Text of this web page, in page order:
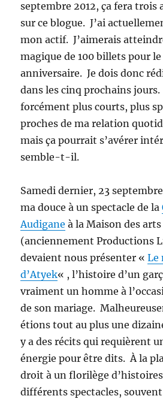
septembre 2012, ça fera trois
sur ce blogue. J’ai
mon actif. J’aimerais
magique de 100 billets pour
anniversaire. Je dois donc
dans les cinq prochains
forcément plus courts, plus
proches de ma relation
mais ça pourrait s’avérer
semble-t-il.
Samedi dernier, 23
ma douce à un spectacle de la
Audigane à la Maison des
(anciennement Productions
devaient nous présenter «Le
d’Atyek« , l’histoire d’un
vraiment un homme à
de son mariage.
étions tout au plus une
y a des récits qui requièrent
énergie pour être dits. À la
droit à un florilège
différents spectacles,